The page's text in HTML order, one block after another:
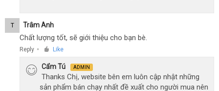
T Trâm Anh
Chất lượng tốt, sẽ giới thiệu cho bạn bè.
Reply ● Like
Cẩm Tú ADMIN
Thanks Chị, website bên em luôn cập nhật những
sản phẩm bán chạy nhất đề xuất cho người mua nên